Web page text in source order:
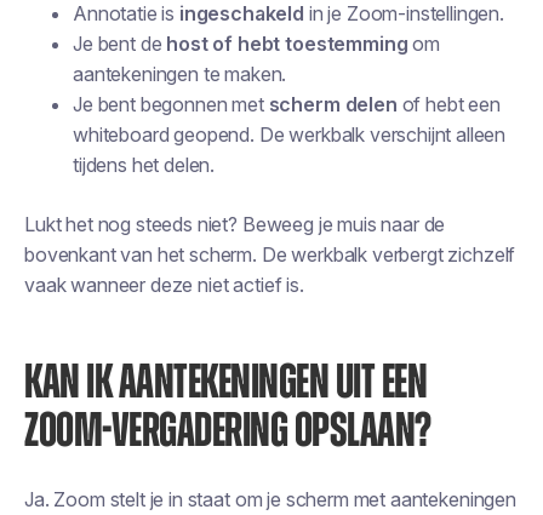
Annotatie is ingeschakeld in je Zoom-instellingen.
Je bent de host of hebt toestemming om
aantekeningen te maken.
Je bent begonnen met scherm delen of hebt een
whiteboard geopend. De werkbalk verschijnt alleen
tijdens het delen.
Lukt het nog steeds niet? Beweeg je muis naar de
bovenkant van het scherm. De werkbalk verbergt zichzelf
vaak wanneer deze niet actief is.
KAN IK AANTEKENINGEN UIT EEN
ZOOM-VERGADERING OPSLAAN?
Ja. Zoom stelt je in staat om je scherm met aantekeningen